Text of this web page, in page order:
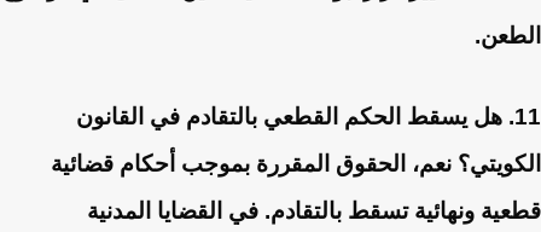
الطعن.
11. هل يسقط الحكم القطعي بالتقادم في القانون
الكويتي؟ نعم، الحقوق المقررة بموجب أحكام قضائية
قطعية ونهائية تسقط بالتقادم. في القضايا المدنية